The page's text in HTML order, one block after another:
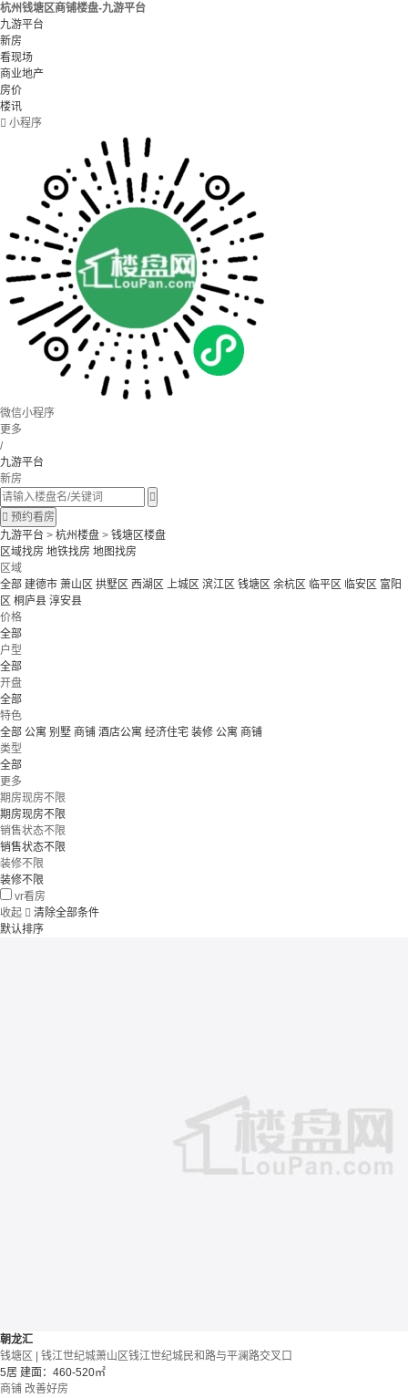
杭州钱塘区商铺楼盘-九游平台
九游平台
新房
看现场
商业地产
房价
楼讯
 小程序
微信小程序
更多
/
九游平台
新房

 预约看房
九游平台 > 杭州楼盘 > 钱塘区楼盘
区域找房 地铁找房 地图找房
区域
全部 建德市 萧山区 拱墅区 西湖区 上城区 滨江区 钱塘区 余杭区 临平区 临安区 富阳
区 桐庐县 淳安县
价格
全部
户型
全部
开盘
全部
特色
全部 公寓 别墅 商铺 酒店公寓 经济住宅 装修 公寓 商铺
类型
全部
更多
期房现房不限
期房现房不限
销售状态不限
销售状态不限
装修不限
装修不限
vr看房
收起  清除全部条件
默认排序
朝龙汇
钱塘区 | 钱江世纪城萧山区钱江世纪城民和路与平澜路交叉口
5居 建面：460-520㎡
商铺 改善好房